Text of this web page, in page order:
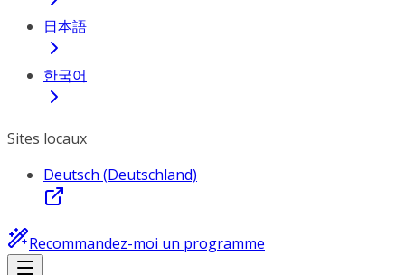
日本語
한국어
Sites locaux
Deutsch (Deutschland)
Recommandez-moi un programme